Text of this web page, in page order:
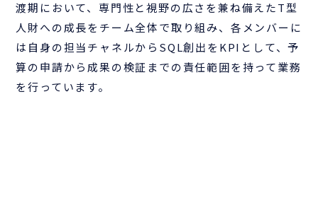
渡期において、専門性と視野の広さを兼ね備えたT型
人財への成長をチーム全体で取り組み、各メンバーに
は自身の担当チャネルからSQL創出をKPIとして、予
算の申請から成果の検証までの責任範囲を持って業務
を行っています。